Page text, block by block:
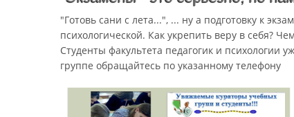
"Готовь сани с лета...", ... ну а подготовку к
психологической. Как укрепить веру в себя?
Студенты факультета педагогик и психологии
группе обращайтесь по указанному телефону